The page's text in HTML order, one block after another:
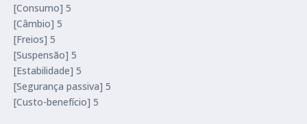
[Consumo] 5
[Câmbio] 5
[Freios] 5
[Suspensão] 5
[Estabilidade] 5
[Segurança passiva] 5
[Custo-benefício] 5